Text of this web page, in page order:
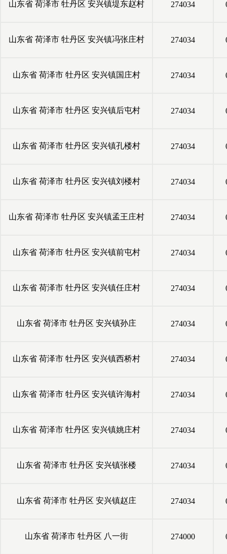
山东省 荷泽市 牡丹区 安兴镇堤东赵村 274034
山东省 荷泽市 牡丹区 安兴镇冯张庄村 274034
山东省 荷泽市 牡丹区 安兴镇国庄村 274034
山东省 荷泽市 牡丹区 安兴镇后屯村 274034
山东省 荷泽市 牡丹区 安兴镇孔楼村 274034
山东省 荷泽市 牡丹区 安兴镇刘楼村 274034
山东省 荷泽市 牡丹区 安兴镇孟王庄村 274034
山东省 荷泽市 牡丹区 安兴镇前屯村 274034
山东省 荷泽市 牡丹区 安兴镇任庄村 274034
山东省 荷泽市 牡丹区 安兴镇孙庄 274034
山东省 荷泽市 牡丹区 安兴镇西桥村 274034
山东省 荷泽市 牡丹区 安兴镇许海村 274034
山东省 荷泽市 牡丹区 安兴镇姚庄村 274034
山东省 荷泽市 牡丹区 安兴镇张楼 274034
山东省 荷泽市 牡丹区 安兴镇赵庄 274034
山东省 荷泽市 牡丹区 八一街 274000